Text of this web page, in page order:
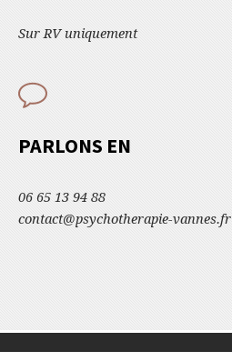
Sur RV uniquement
PARLONS EN
06 65 13 94 88
contact@psychotherapie-vannes.fr